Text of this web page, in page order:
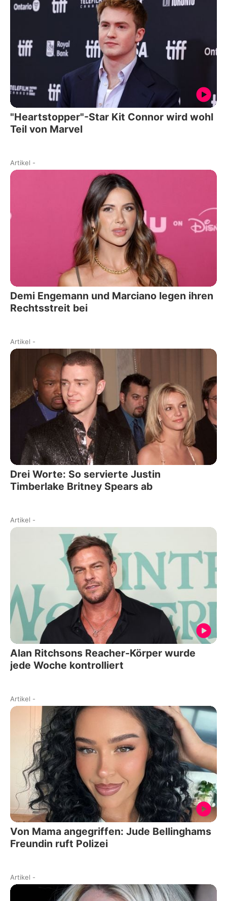
"Heartstopper"-Star Kit Connor wird wohl
Teil von Marvel
Artikel -
Demi Engemann und Marciano legen ihren
Rechtsstreit bei
Artikel -
Drei Worte: So servierte Justin
Timberlake Britney Spears ab
Artikel -
Alan Ritchsons Reacher-Körper wurde
jede Woche kontrolliert
Artikel -
Von Mama angegriffen: Jude Bellinghams
Freundin ruft Polizei
Artikel -